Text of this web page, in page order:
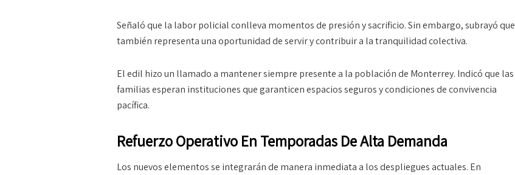
Señaló que la labor policial conlleva momentos de presión y sacrificio. Sin embargo, subrayó que
también representa una oportunidad de servir y contribuir a la tranquilidad colectiva.
El edil hizo un llamado a mantener siempre presente a la población de Monterrey. Indicó que las
familias esperan instituciones que garanticen espacios seguros y condiciones de convivencia
pacífica.
Refuerzo Operativo En Temporadas De Alta Demanda
Los nuevos elementos se integrarán de manera inmediata a los despliegues actuales. En